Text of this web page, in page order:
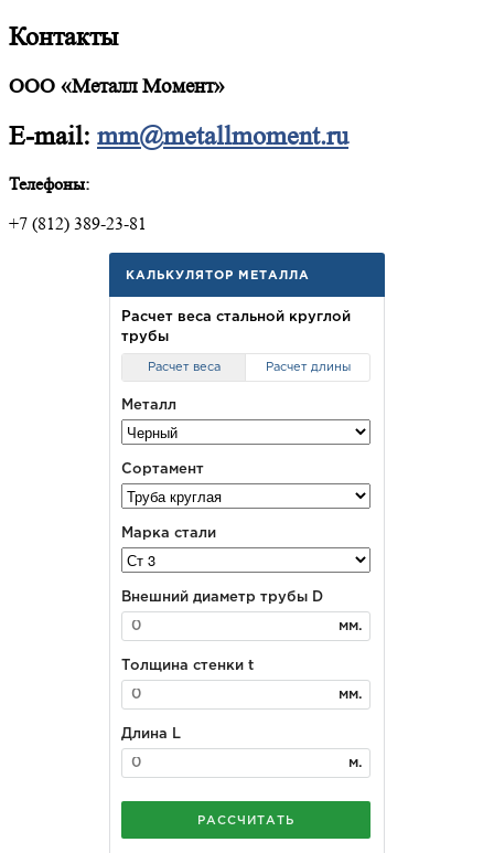
Контакты
ООО «Металл Момент»
E-mail: mm@metallmoment.ru
Телефоны:
+7 (812) 389-23-81